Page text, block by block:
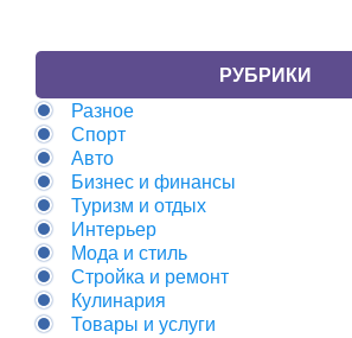
РУБРИКИ
Разное
Спорт
Авто
Бизнес и финансы
Туризм и отдых
Интерьер
Мода и стиль
Стройка и ремонт
Кулинария
Товары и услуги